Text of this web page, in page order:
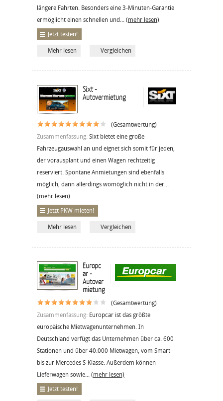
längere Fahrten. Besonders eine 3-Minuten-Garantie
ermöglicht einen schnellen und... (mehr lesen)
Jetzt testen!
Mehr lesen Vergleichen
Sixt -
Autovermietung
(Gesamtwertung)
Zusammenfassung: Sixt bietet eine große
Fahrzeugauswahl an und eignet sich somit für jeden,
der vorausplant und einen Wagen rechtzeitig
reserviert. Spontane Anmietungen sind ebenfalls
möglich, dann allerdings womöglich nicht in der...
(mehr lesen)
Jetzt PKW mieten!
Mehr lesen Vergleichen
Europc
ar -
Autover
mietung
(Gesamtwertung)
Zusammenfassung: Europcar ist das größte
europäische Mietwagenunternehmen. In
Deutschland verfügt das Unternehmen über ca. 600
Stationen und über 40.000 Mietwagen, vom Smart
bis zur Mercedes S-Klasse. Außerdem können
Lieferwagen sowie... (mehr lesen)
Jetzt testen!